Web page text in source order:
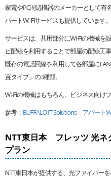
家電やPC周辺機器のメーカーとして
パートWi-Fiサービスも提供しています。
サービスは、共用部分にWi-Fiの機械を
ビ配線を利用することで部屋の配線工
既存の電話回線を利用して各部屋に
置タイプ」の3種類。
Wi-Fiの機械はもちろん、ビジネス向け
参考： BUFFALO IT Solutions アパート
NTT東日本 フレッツ 光ネ
プラン
NTT東日本が提供する、光ファイバー